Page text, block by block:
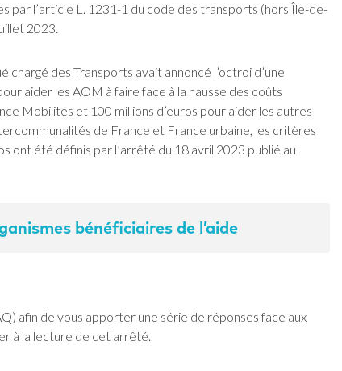
par l’article L. 1231-1 du code des transports (hors Île-de-
2023.
chargé des Transports avait annoncé l’octroi d’une
aider les AOM à faire face à la hausse des coûts
Mobilités et 100 millions d’euros pour aider les autres
de France et France urbaine, les critères
ont été définis par l’arrêté du 18 avril 2023 publié au
bénéficiaires de l’aide
afin de vous apporter une série de réponses face aux
à la lecture de cet arrêté.